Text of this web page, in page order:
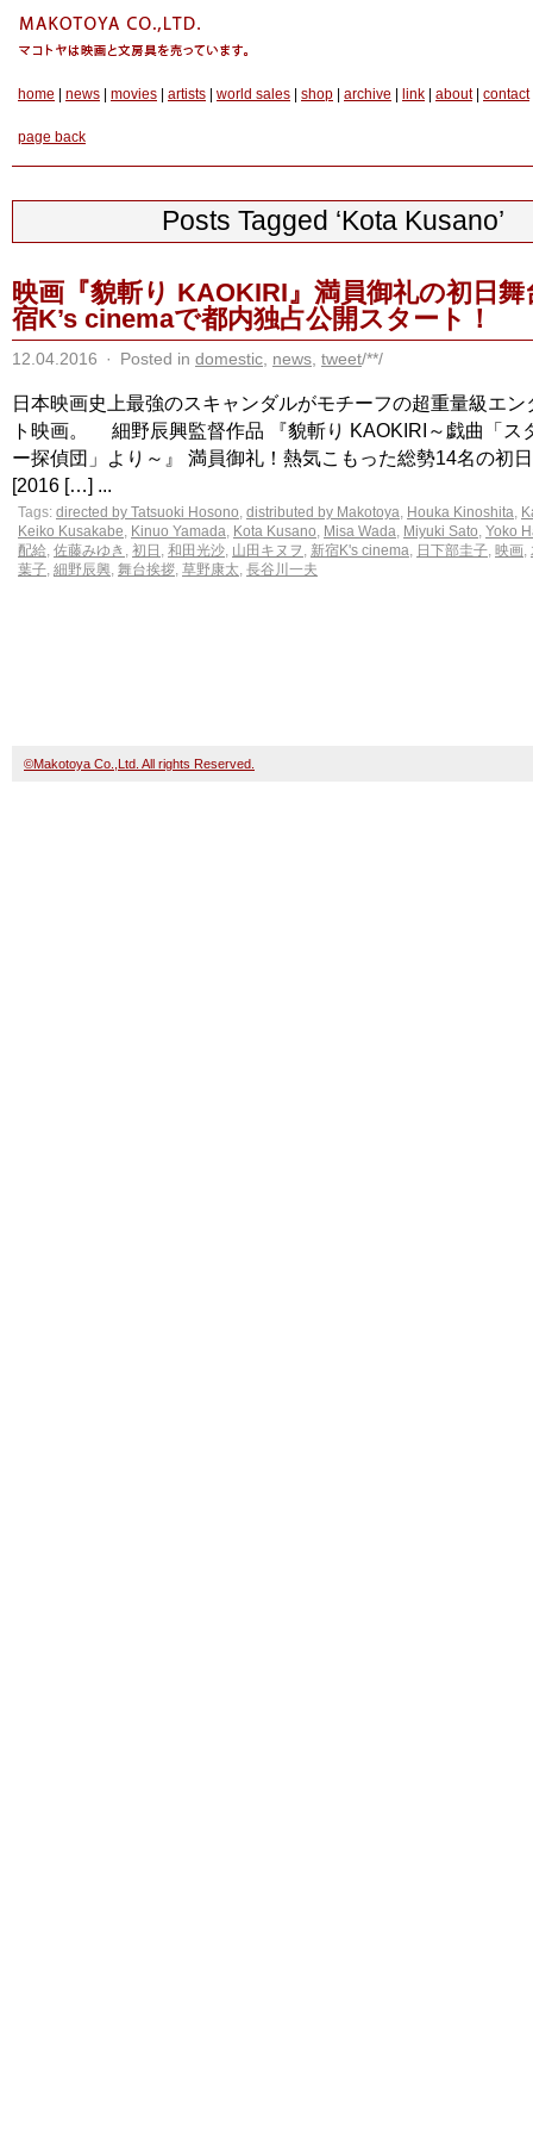
home news movies artists world sales shop archive link about| contact
page back
Posts Tagged ‘Kota Kusano’
映画『貌斬り KAOKIRI』満員御礼の初日舞
宿K’s cinemaで都内独占公開スタート！
12.04.2016 · Posted in domestic news tweet/**/
日本映画史上最強のスキャンダルがモチーフの超重量級エン
ト映画。 細野辰興監督作品 『貌斬り KAOKIRI～戯曲「ス
ー探偵団」より～』 満員御礼！熱気こもった総勢14名の初
[2016 […] ...
Tags: directed by Tatsuoki Hosono, distributed by Makotoya, Houka Kinoshita,
Keiko Kusakabe, Kinuo Yamada, Kota Kusano, Misa Wada, Miyuki Sato, Yoko
配給, 佐藤みゆき , 初日 , 和田光沙, 山田キヌヲ , 新宿K's cinema, 日下部圭子, 映画,
葉子, 細野辰興, 舞台挨拶, 草野康太, 長谷川一夫
©Makotoya Co.,Ltd. All rights Reserved.